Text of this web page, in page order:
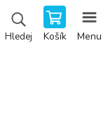
Hledej Košík Menu